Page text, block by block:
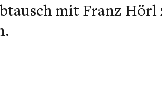
mit Franz Hörl